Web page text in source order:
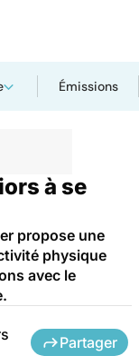
Émissions
à se
propose une
physique
avec le
Partager